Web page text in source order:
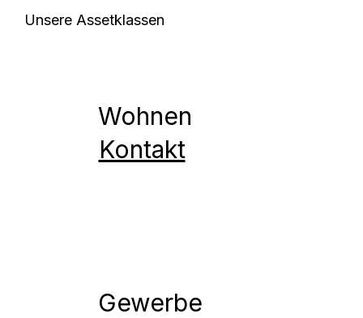
Wohnen
Kontakt
Gewerbe
Unsere Assetklassen